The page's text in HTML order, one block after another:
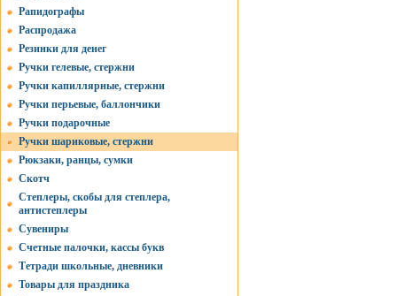
Рапидографы
Распродажа
Резинки для денег
Ручки гелевые, стержни
Ручки капиллярные, стержни
Ручки перьевые, баллончики
Ручки подарочные
Ручки шариковые, стержни
Рюкзаки, ранцы, сумки
Скотч
Степлеры, скобы для степлера,
антистеплеры
Сувениры
Счетные палочки, кассы букв
Тетради школьные, дневники
Товары для праздника